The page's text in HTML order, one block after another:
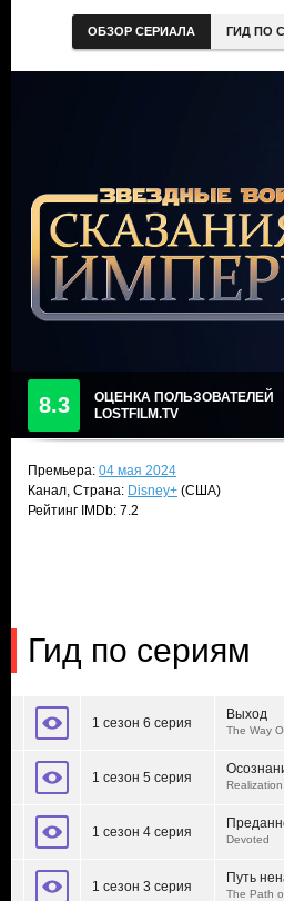
ОБЗОР СЕРИАЛА ГИД ПО
8.3
ОЦЕНКА ПОЛЬЗОВАТЕЛЕЙ
LOSTFILM.TV
Премьера: 04 мая 2024
Канал, Страна: Disney+ (США)
Рейтинг IMDb: 7.2
Гид по сериям
1 сезон 6 серия
Выход
The Way
1 сезон 5 серия Realization
1 сезон 4 серия Devoted
1 сезон 3 серия
Путь
The Path